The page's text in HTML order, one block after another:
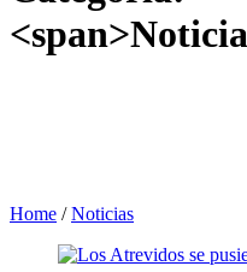
Home /Noticias